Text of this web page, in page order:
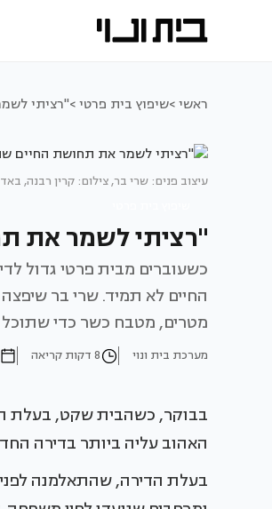
ראשי >שיפוץ בית פרטי >"רציתי
עיצוב פנים: שרי בר, צילום: קרין רבנה,
"רציתי לשמר את
כשעוברים מבית פרטי גדול
מטרים, מטבח כשר כדי
מערכת בית ונוי 8 דקות קריאה
בבוקר, כשהבית שקט, בעלת
האהוב עליה ביותר בדירה
בעלת הדירה, שהתאלמנה